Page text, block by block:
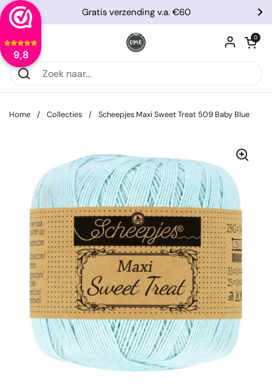
9,8
Ga naar content
Vorige
Gratis verzending v.a. €60
Menu openen
0
Home / Collecties / Scheepjes Maxi Sweet Treat 509 Baby Blue